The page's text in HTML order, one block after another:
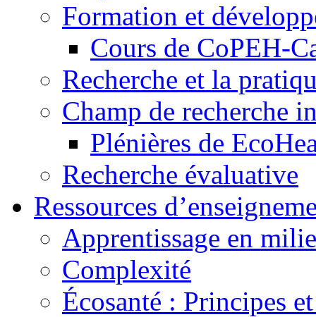
Formation et
Cours de CoPEH-
Recherche et la
Champ de recherche
Plénières de
Recherche évaluative
Ressources
Apprentissage en
Complexité
Écosanté : Principes